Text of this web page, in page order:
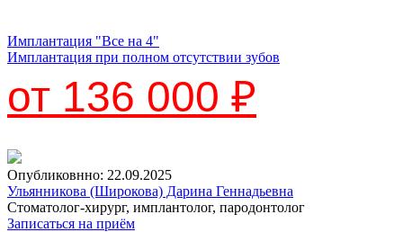
Имплантация "Все на 4"
Имплантация при полном отсутствии зубов
от 136 000 ₽
Опубликовнно: 22.09.2025
Ульянникова (Широкова) Дарина Геннадьевна
Стоматолог-хирург, имплантолог, пародонтолог
Записаться на приём